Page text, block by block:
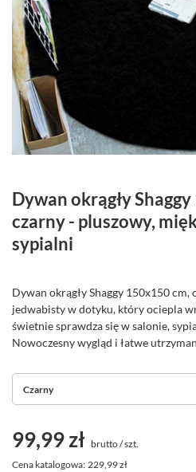
Dywan okrągły
czarny - pluszowy,
sypialni
Dywan okrągły Shaggy 150x150
jedwabisty w dotyku, który ociepla
świetnie sprawdza się w salonie,
Nowoczesny wygląd i łatwe
Czarny
99,99 zł brutto/szt.
Cena katalogowa: 229,99 zł